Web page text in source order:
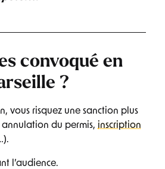
convoqué en
?
vous risquez une sanction plus
annulation du permis, inscription
l’audience.